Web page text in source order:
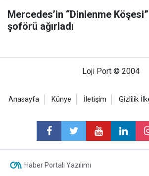
Mercedes’in “Dinlenme
şoförü ağırladı
Loji Port © 2004
Anasayfa Künye İletişim Gizlilik
Haber Portalı Yazılımı